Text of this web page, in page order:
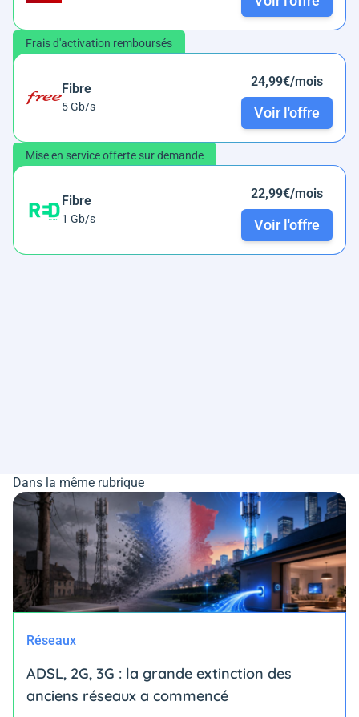
Frais d'activation remboursés
Fibre
5 Gb/s
24,99€/mois
Voir l'offre
Mise en service offerte sur demande
Fibre
1 Gb/s
22,99€/mois
Voir l'offre
Dans la même rubrique
Réseaux
ADSL, 2G, 3G : la grande extinction des
anciens réseaux a commencé